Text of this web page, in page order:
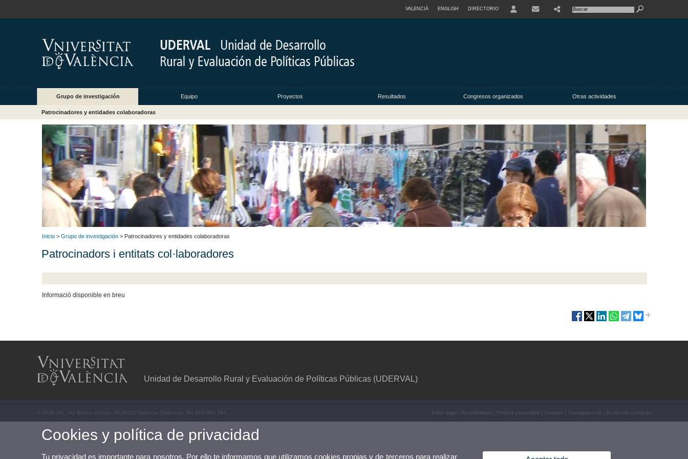
VALENCIÀ ENGLISH DIRECTORIO
Grupo de investigación Equipo Proyectos Resultados Congresos organizados Otras actividades
Patrocinadores y entidades colaboradoras
Inicio > Grupo de investigación > Patrocinadores y entidades colaboradoras
Patrocinadors i entitats col·laboradores
Informació disponible en breu
Unidad de Desarrollo Rural y Evaluación de Políticas Públicas (UDERVAL)
© 2026 UV. - Av. Blasco Ibáñez, 28 46010 València (València). Tel: 963 864 764 Aviso legal Accesibilidad Política privacidad Cookies Transparencia Buzón de contacto
Cookies y política de privacidad
Tu privacidad es importante para nosotros. Por ello te informamos que utilizamos cookies propias y de terceros para realizar